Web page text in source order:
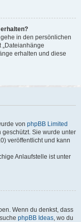
in den persönlichen
„Dateianhänge
erhalten und diese
von phpBB Limited
Sie wurde unter
veröffentlicht und kann
Anlaufstelle ist unter
Wenn du denkst, dass
phpBB Ideas, wo du